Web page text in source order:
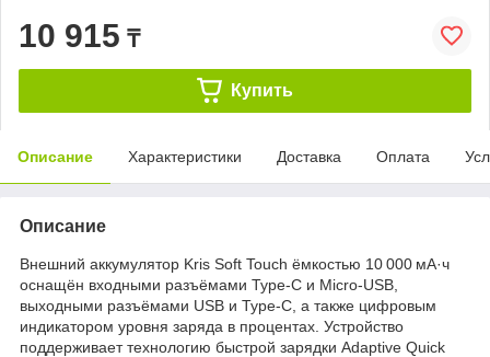
10 915 ₸
Купить
Описание Характеристики Доставка Оплата
Описание
Внешний аккумулятор Kris Soft Touch ёмкостью 10 000 мА·ч
оснащён входными разъёмами Type‑C и Micro‑USB,
выходными разъёмами USB и Type‑C, а также цифровым
индикатором уровня заряда в процентах. Устройство
поддерживает технологию быстрой зарядки Adaptive Quick